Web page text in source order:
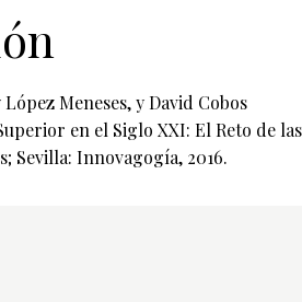
López Meneses, y David Cobos
en el Siglo XXI: El Reto de las
Sevilla: Innovagogía, 2016.